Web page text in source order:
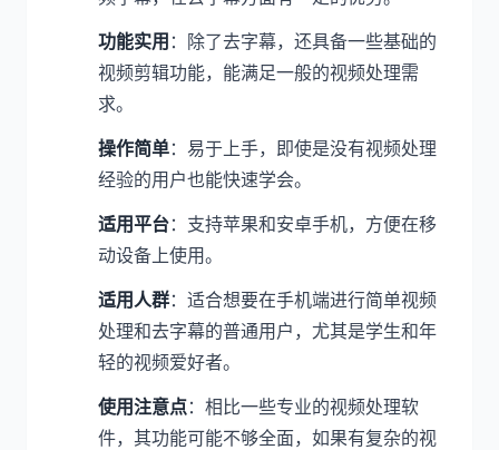
功能实用 ：除了去字幕，还具备一些基础的
视频剪辑功能，能满足一般的视频处理需
求。
操作简单：易于上手，即使是没有视频处理
经验的用户也能快速学会。
适用平台：支持苹果和安卓手机，方便在移
动设备上使用。
适用人群：适合想要在手机端进行简单视频
处理和去字幕的普通用户，尤其是学生和年
轻的视频爱好者。
使用注意点：相比一些专业的视频处理软
件，其功能可能不够全面，如果有复杂的视